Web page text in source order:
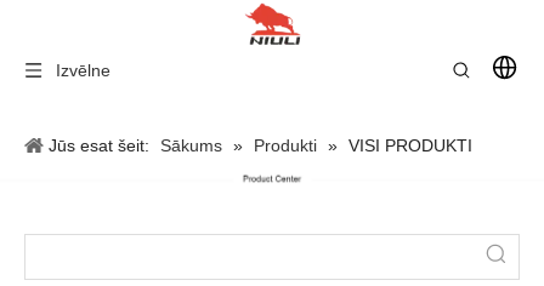
Izvēlne
Jūs esat šeit: Sākums » Produkti » VISI PRODUKTI